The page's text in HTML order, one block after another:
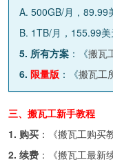
A. 500GB/月，89.99
B. 1TB/月，155.99美
5. 所有方案 ：《搬瓦
6. 限量版 ：《搬瓦工
三、搬瓦工新手教程
1. 购买 ：《搬瓦工购买
2. 续费 ：《搬瓦工最新